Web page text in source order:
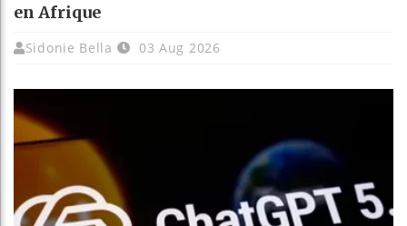
en Afrique
Sidonie Bella 03 Aug 2026